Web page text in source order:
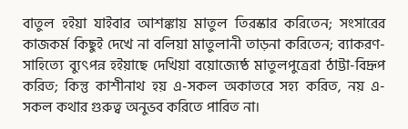
বাতুল হইয়া যাইবার আশঙ্কায় মাতুল তিরস্কার করিতেন; সংসারের
কাজকর্ম কিছুই দেখে না বলিয়া মাতুলানী তাড়না করিতেন; ব্যাকরণ-
সাহিত্যে ব্যুৎপন্ন হইয়াছে দেখিয়া বয়োজ্যেষ্ঠ মাতুলপুত্রেরা ঠাট্টা-বিদ্রূপ
করিত; কিন্তু কাশীনাথ হয় এ-সকল অকাতরে সহ্য করিত, নয় এ-
সকল কথার গুরুত্ব অনুভব করিতে পারিত না।